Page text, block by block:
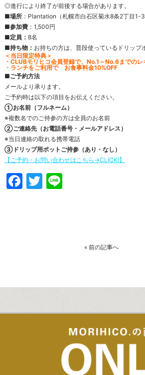
◎進行により終了が前後する場合があります。
■場所 ：Plantation（札幌市白石区菊水8条2丁目1-
■参加費 ：1,500円
■定員： 8名
■持ち物： お持ちの方は、普段使っているドリップ
＜当日限定特典＞
・CLUBモリヒコ会員登録で、No.1～No.6までの
・ランチをご利用で お食事料金10%OFF
■ご予約方法
メールより承ります。
ご予約時は以下の項目をお伝えください。
①お名前（フルネーム）
※複数名でのご持参の方は全員のお名前
②ご連絡先（お電話番号・メールアドレス）
※当日連絡の取れる携帯電話
③ドリップ用ポットご持参（あり・なし）
【ご予約・お問い合わせはこちら→CLICK!】
Facebook
Twitter
« 前の記事へ